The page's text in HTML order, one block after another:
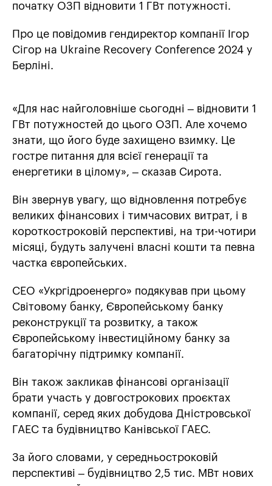
початку ОЗП відновити 1 ГВт потужності.
Про це повідомив гендиректор компанії Ігор
Сігор на Ukraine Recovery Conference 2024 у
Берліні.
«Для нас найголовніше сьогодні – відновити 1
ГВт потужностей до цього ОЗП. Але хочемо
знати, що його буде захищено взимку. Це
гостре питання для всієї генерації та
енергетики в цілому», – сказав Сирота.
Він звернув увагу, що відновлення потребує
великих фінансових і тимчасових витрат, і в
короткостроковій перспективі, на три-чотири
місяці, будуть залучені власні кошти та певна
частка європейських.
СЕО «Укргідроенерго» подякував при цьому
Світовому банку, Європейському банку
реконструкції та розвитку, а також
Європейському інвестиційному банку за
багаторічну підтримку компанії.
Він також закликав фінансові організації
брати участь у довгострокових проєктах
компанії, серед яких добудова Дністровської
ГАЕС та будівництво Канівської ГАЕС.
За його словами, у середньостроковій
перспективі – будівництво 2,5 тис. МВт нових